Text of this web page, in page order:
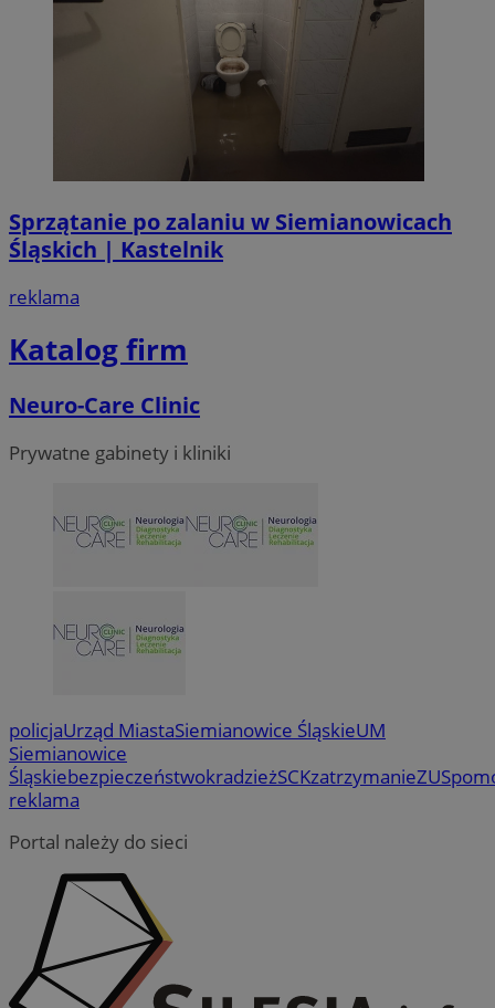
Sprzątanie po zalaniu w Siemianowicach
Śląskich | Kastelnik
reklama
Katalog firm
Neuro-Care Clinic
Prywatne gabinety i kliniki
policjaUrząd MiastaSiemianowice ŚląskieUM
Siemianowice
ŚląskiebezpieczeństwokradzieżSCKzatrzymanieZUS
reklama
Portal należy do sieci